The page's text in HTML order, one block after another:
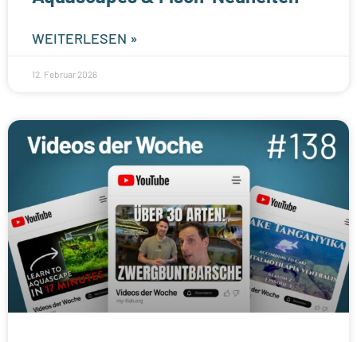
WEITERLESEN »
12. Februar 2026